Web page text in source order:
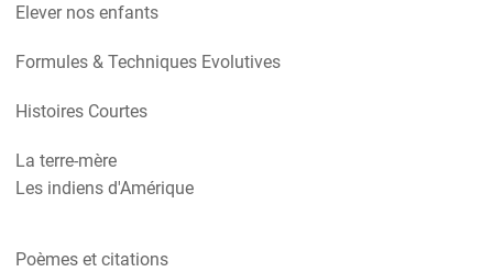
Elever nos enfants
Formules & Techniques Evolutives
Histoires Courtes
La terre-mère
Les indiens d'Amérique
Poèmes et citations